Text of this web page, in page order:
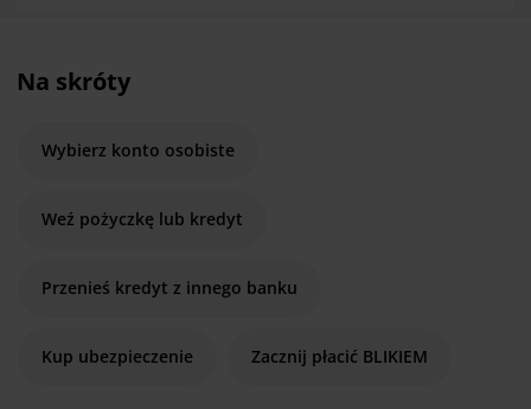
Na skróty
Wybierz konto osobiste
Weź pożyczkę lub kredyt
Przenieś kredyt z innego banku
Kup ubezpieczenie Zacznij płacić BLIKIEM